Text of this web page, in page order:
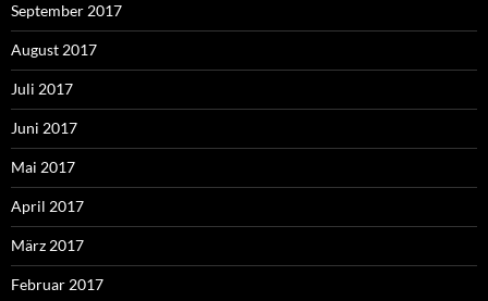
September 2017
August 2017
Juli 2017
Juni 2017
Mai 2017
April 2017
März 2017
Februar 2017